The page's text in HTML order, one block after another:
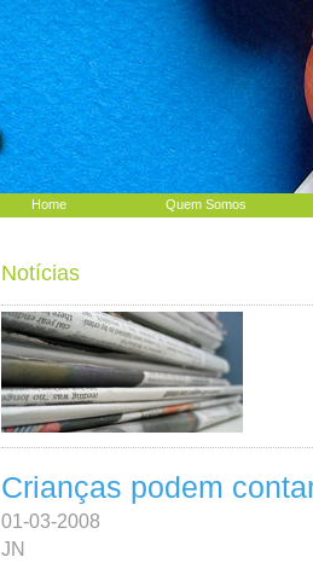
Home Quem Somos
Notícias
Crianças podem
01-03-2008
JN